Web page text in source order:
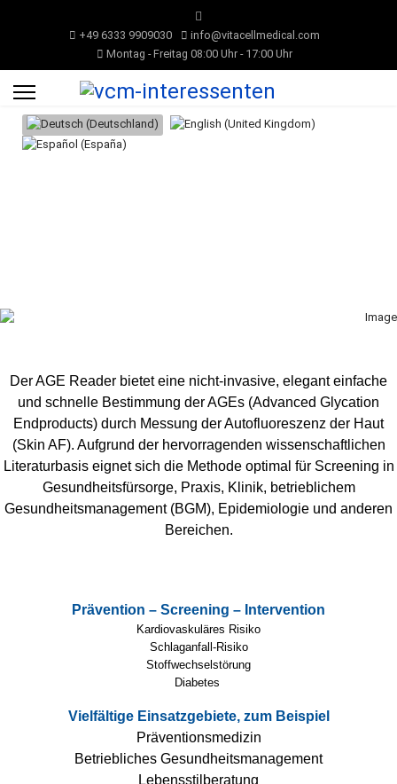
+49 6333 9909030
info@vitacellmedical.com
Montag - Freitag 08:00 Uhr - 17:00 Uhr
Sprache auswählen
Der AGE Reader bietet eine nicht-invasive, elegant einfache
und schnelle Bestimmung der AGEs (Advanced Glycation
Endproducts) durch Messung der Autofluoreszenz der Haut
(Skin AF). Aufgrund der hervorragenden wissenschaftlichen
Literaturbasis eignet sich die Methode optimal für Screening in
Gesundheitsfürsorge, Praxis, Klinik, betrieblichem
Gesundheitsmanagement (BGM), Epidemiologie und anderen
Bereichen.
Prävention – Screening – Intervention
Kardiovaskuläres Risiko
Schlaganfall-Risiko
Stoffwechselstörung
Diabetes
Vielfältige Einsatzgebiete, zum Beispiel
Präventionsmedizin
Betriebliches Gesundheitsmanagement
Lebensstilberatung